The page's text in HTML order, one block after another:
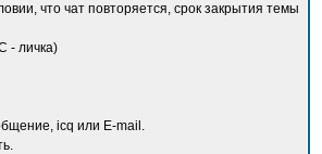
что чат повторяется, срок закрытия темы
- личка)
icq или E-mail.